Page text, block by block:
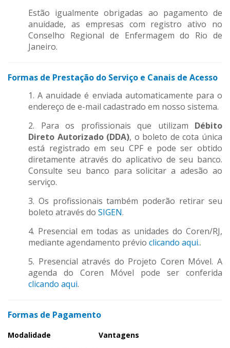
Estão igualmente obrigadas ao pagamento de
anuidade, as empresas com registro ativo no
Conselho Regional de Enfermagem do Rio de
Janeiro.
Formas de Prestação do Serviço e Canais de Acesso
1. A anuidade é enviada automaticamente para o
endereço de e-mail cadastrado em nosso sistema.
2. Para os profissionais que utilizam Débito
Direto Autorizado (DDA), o boleto de cota única
está registrado em seu CPF e pode ser obtido
diretamente através do aplicativo de seu banco.
Consulte seu banco para solicitar a adesão ao
serviço.
3. Os profissionais também poderão retirar seu
boleto através do SIGEN.
4. Presencial em todas as unidades do Coren/RJ,
mediante agendamento prévio clicando aqui..
5. Presencial através do Projeto Coren Móvel. A
agenda do Coren Móvel pode ser conferida
clicando aqui.
Formas de Pagamento
Modalidade
Vantagens